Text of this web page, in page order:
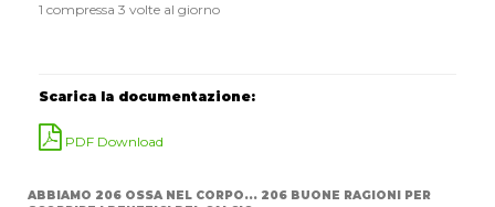
1 compressa 3 volte al giorno
Scarica la documentazione:
PDF Download
ABBIAMO 206 OSSA NEL CORPO... 206 BUONE RAGIONI PER